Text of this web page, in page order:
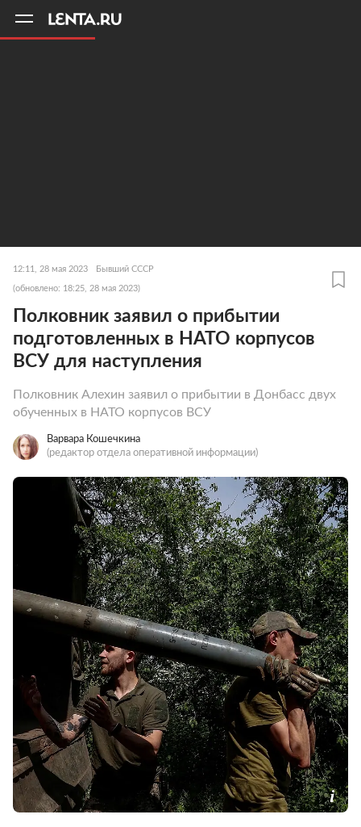
12:11, 28 мая 2023 Бывший СССР
(обновлено: 18:25, 28 мая 2023)
Полковник заявил о прибытии
подготовленных в НАТО корпусов
ВСУ для наступления
Полковник Алехин заявил о прибытии в Донбасс двух
обученных в НАТО корпусов ВСУ
Варвара Кошечкина
(редактор отдела оперативной информации)